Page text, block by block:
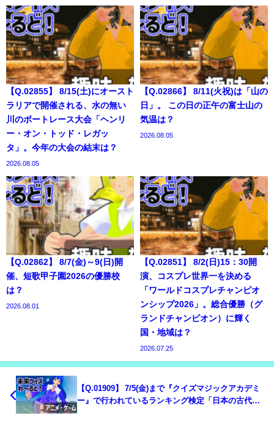
【Q.02855】 8/15(土)にオースト
ラリアで開催される、水の無い
川のボートレース大会「ヘンリ
ー・オン・トッド・レガッ
タ」。今年の大会の結末は？
2026.08.05
【Q.02866】 8/11(火祝)は「山の
日」。 この日の正午の富士山の
気温は？
2026.08.05
【Q.02862】 8/7(金)～9(日)開
催、短歌甲子園2026の優勝校
は？
2026.08.01
【Q.02851】 8/2(日)15：30開
演、コスプレ世界一を決める
「ワールドコスプレチャンピオ
ンシップ2026」。総合優勝（グ
ランドチャンピオン）に輝く
国・地域は？
2026.07.25
【Q.01909】 7/5(金)まで『クイズマジックアカデミ
ー』で行われているランキング検定「日本の古代・